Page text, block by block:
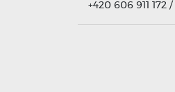
+420 606 911 172 /